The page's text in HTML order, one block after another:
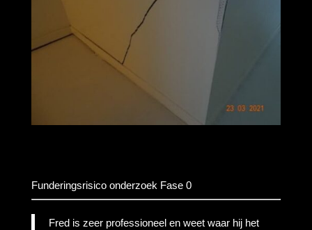
Funderingsrisico onderzoek Fase 0
Fred is zeer professioneel en weet waar hij het